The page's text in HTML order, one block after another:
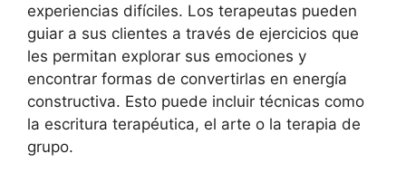
experiencias difíciles. Los terapeutas pueden
guiar a sus clientes a través de ejercicios que
les permitan explorar sus emociones y
encontrar formas de convertirlas en energía
constructiva. Esto puede incluir técnicas como
la escritura terapéutica, el arte o la terapia de
grupo.